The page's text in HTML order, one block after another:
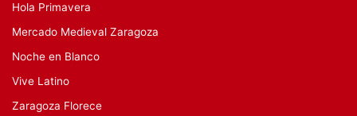
Hola Primavera
Mercado Medieval Zaragoza
Noche en Blanco
Vive Latino
Zaragoza Florece